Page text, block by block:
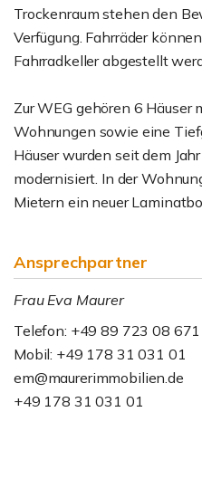
Trockenraum stehen den
Verfügung. Fahrräder
Fahrradkeller abgestellt
Zur WEG gehören 6 Häuser
Wohnungen sowie eine
Häuser wurden seit dem
modernisiert. In der
Mietern ein neuer
Ansprechpartner
Frau Eva Maurer
Telefon: +49 89 723 08 671
Mobil: +49 178 31 031 01
em@maurerimmobilien.de
+49 178 31 031 01